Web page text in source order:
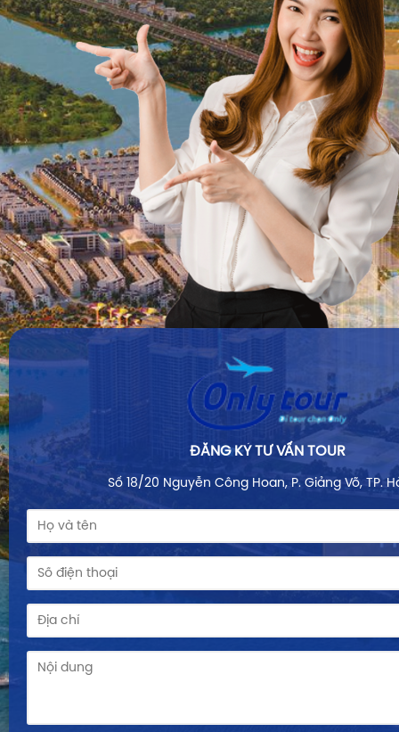
ĐĂNG KÝ TƯ VẤN TOUR
Số 18/20 Nguyễn Công Hoan, P. Giảng Võ, TP.